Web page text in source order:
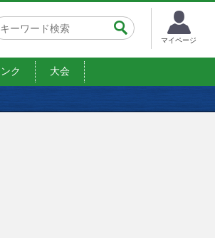
マイページ
ク 大会